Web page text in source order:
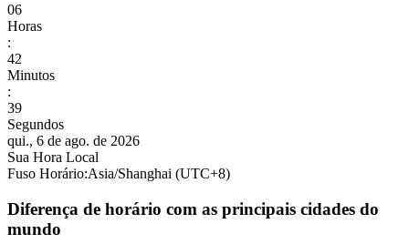
06
Horas
:
42
Minutos
:
41
Segundos
qui., 6 de ago. de 2026
Sua Hora Local
Fuso Horário:Asia/Shanghai (UTC+8)
Diferença de horário com as principais cidades do
mundo